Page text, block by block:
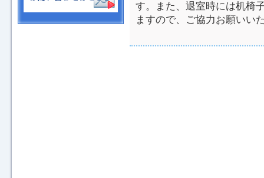
す。また、退室時には机椅
ますので、ご協力お願いい